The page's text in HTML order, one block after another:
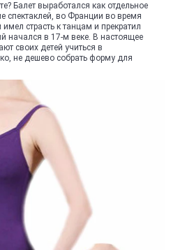
Балет выработался как отдельное
спектаклей, во Франции во время
страсть к танцам и прекратил
начался в 17-м веке. В настоящее
своих детей учиться в
не дешево собрать форму для